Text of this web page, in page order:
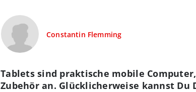
Constantin Flemming
Tablets sind praktische mobile
Zubehör an. Glücklicherweise kannst